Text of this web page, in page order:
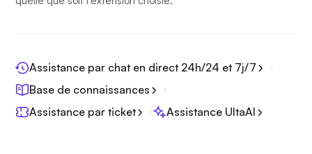
Assistance par chat en direct 24h/24 et 7j/7
Base de connaissances
Assistance par ticket
Assistance UltaAI